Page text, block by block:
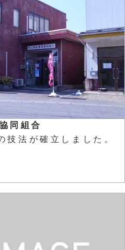
同組合
技法が確立しました。